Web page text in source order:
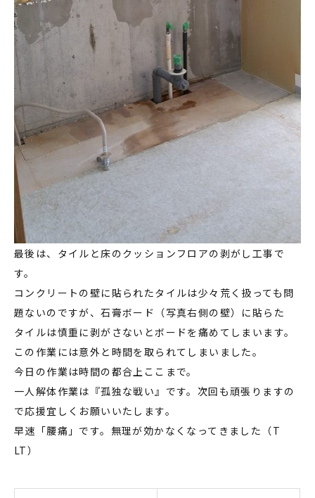
最後は、タイルと床のクッションフロアの剥がし工事で
す。
コンクリートの壁に貼られたタイルは少々荒く扱っても問
題ないのですが、石膏ボード（写真右側の壁）に貼らた
タイルは慎重に剥がさないとボードを痛めてしまいます。
この作業には意外と時間を取られてしまいました。
今日の作業は時間の都合上ここまで。
一人解体作業は『孤独な戦い』です。次回も頑張りますの
で応援宜しくお願いいたします。
早速「腰痛」です。無理が効かなくなってきました（T
LT）